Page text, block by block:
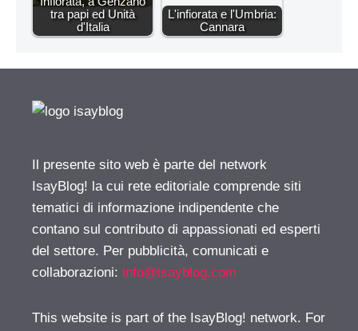
tra papi ed Unità
d'Italia
L'infiorata e l'Umbria:
Cannara
Il presente sito web è parte del network
IsayBlog! la cui rete editoriale comprende siti
tematici di informazione indipendente che
contano sul contributo di appassionati ed esperti
del settore. Per pubblicità, comunicati e
collaborazioni: info@isayblog.com
This website is part of the IsayBlog! network. For